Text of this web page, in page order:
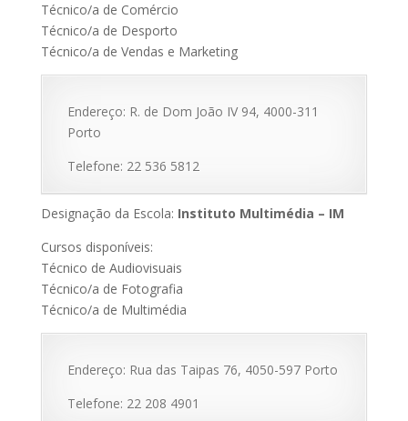
Técnico/a de Comércio
Técnico/a de Desporto
Técnico/a de Vendas e Marketing
Endereço: R. de Dom João IV 94, 4000-311
Porto
Telefone: 22 536 5812
Designação da Escola: Instituto Multimédia – IM
Cursos disponíveis:
Técnico de Audiovisuais
Técnico/a de Fotografia
Técnico/a de Multimédia
Endereço: Rua das Taipas 76, 4050-597 Porto
Telefone: 22 208 4901